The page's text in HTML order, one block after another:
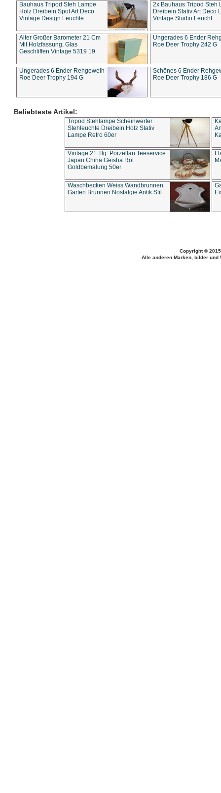
Bauhaus Tripod Steh Lampe
Holz Dreibein Spot Art Deco
Vintage Design Leuchte
2x Bauhaus Tripod Steh
Dreibein Stativ Art Deco
Vintage Studio Leucht
Alter Großer Barometer 21 Cm
Mit Holzfassung, Glas
Geschliffen Vintage 5319 19
Ungerades 6 Ender
Roe Deer Trophy 242 G
Ungerades 6 Ender Rehgeweih
Roe Deer Trophy 194 G
Schönes 6 Ender
Roe Deer Trophy 186 G
Beliebteste Artikel:
Tripod Stehlampe Scheinwerfer
Stehleuchte Dreibein Holz Stativ
Lampe Retro 60er
Vintage 21 Tlg. Porzellan Teeservice
Japan China Geisha Rot
Goldbemalung 50er
Waschbecken Weiss Wandbrunnen
Garten Brunnen Nostalgie Antik Stil
Copyright ©
Alle anderen Marken, bilder und